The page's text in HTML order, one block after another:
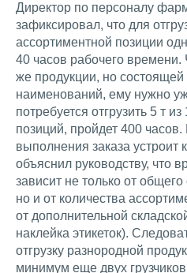
Директор по персоналу
зафиксировал, что для
ассортиментной позиции
40 часов рабочего времени.
же продукции, но состоящей
наименований, ему нужно
потребуется отгрузить 5 т
позиций, пройдет 400 часов.
выполнения заказа устроит
объяснил руководству, что
зависит не только от
но и от количества
от дополнительной
наклейка этикеток).
отгрузку разнородной
минимум еще двух